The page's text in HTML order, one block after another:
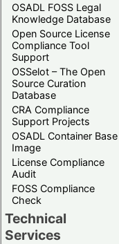
OSADL FOSS Legal
Knowledge Database
Open Source License
Compliance Tool
Support
OSSelot – The Open
Source Curation
Database
CRA Compliance
Support Projects
OSADL Container Base
Image
License Compliance
Audit
FOSS Compliance
Check
Technical
Services